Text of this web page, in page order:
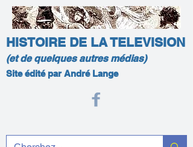
HISTOIRE DE LA TELEVISION
(et de quelques autres médias)
Site édité par André Lange